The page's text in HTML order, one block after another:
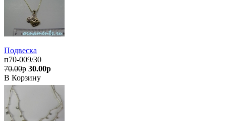
Подвеска
п70-009/30
70.00р 30.00р
В Корзину